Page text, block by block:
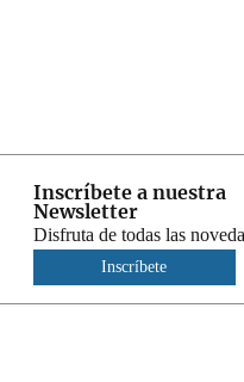
Inscríbete a nuestra
Newsletter
Disfruta de todas las
Inscríbete